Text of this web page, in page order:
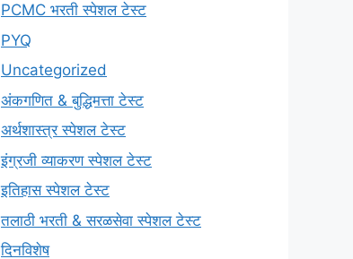
PCMC भरती स्पेशल टेस्ट
PYQ
Uncategorized
अंकगणित & बुद्धिमत्ता टेस्ट
अर्थशास्त्र स्पेशल टेस्ट
इंग्रजी व्याकरण स्पेशल टेस्ट
इतिहास स्पेशल टेस्ट
तलाठी भरती & सरळसेवा स्पेशल टेस्ट
दिनविशेष